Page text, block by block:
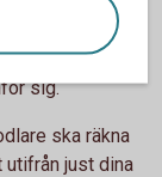
Men
Det
sig.
ska räkna
just dina